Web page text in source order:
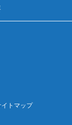
イトマップ